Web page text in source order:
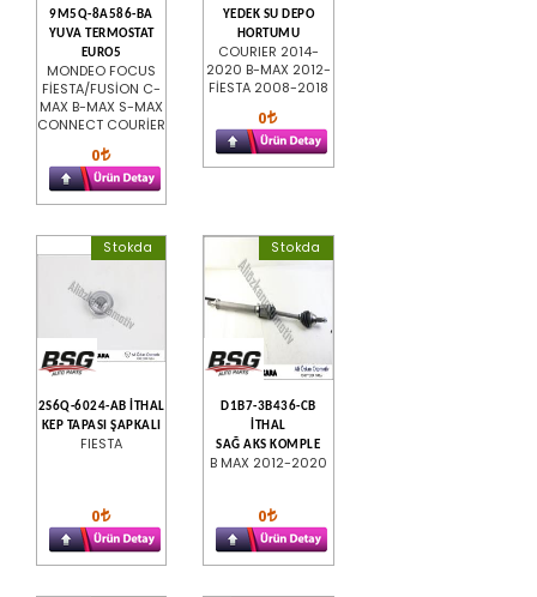
9M5Q-8A586-BA
YUVA TERMOSTAT
EURO5
MONDEO FOCUS
FİESTA/FUSİON C-
MAX B-MAX S-MAX
CONNECT COURİER
0
YEDEK SU DEPO
HORTUMU
COURIER 2014-
2020 B-MAX 2012-
FİESTA 2008-2018
0
Stokda
2S6Q-6024-AB İTHAL
KEP TAPASI ŞAPKALI
FIESTA
0
Stokda
D1B7-3B436-CB
İTHAL
SAĞ AKS KOMPLE
B MAX 2012-2020
0